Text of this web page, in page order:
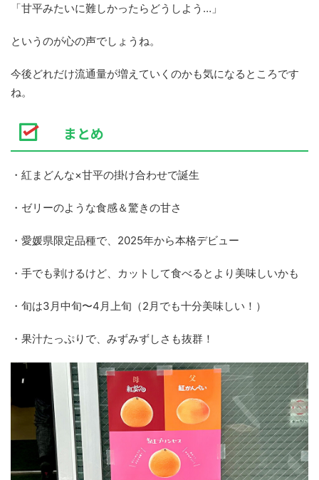
「甘平みたいに難しかったらどうしよう…」
というのが心の声でしょうね。
今後どれだけ流通量が増えていくのかも気になるところです
ね。
まとめ
・紅まどんな×甘平の掛け合わせで誕生
・ゼリーのような食感＆驚きの甘さ
・愛媛県限定品種で、2025年から本格デビュー
・手でも剥けるけど、カットして食べるとより美味しいかも
・旬は3月中旬〜4月上旬（2月でも十分美味しい！）
・果汁たっぷりで、みずみずしさも抜群！